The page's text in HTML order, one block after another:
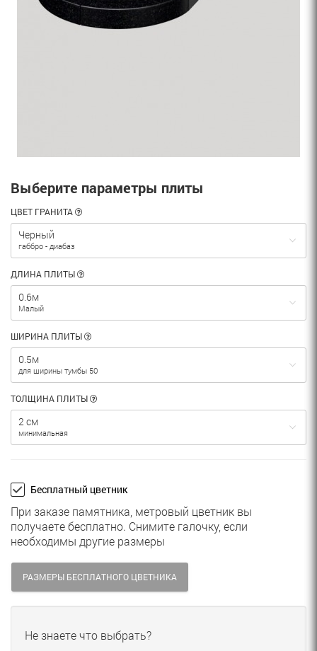
Выберите параметры плиты
ЦВЕТ ГРАНИТА
Черный
габбро - диабаз
ДЛИНА ПЛИТЫ
0.6м
Малый
ШИРИНА ПЛИТЫ
0.5м
для ширины тумбы 50
ТОЛЩИНА ПЛИТЫ
2 см
минимальная
Бесплатный цветник
При заказе памятника, метровый цветник вы
получаете бесплатно. Снимите галочку, если
необходимы другие размеры
РАЗМЕРЫ БЕСПЛАТНОГО ЦВЕТНИКА
Не знаете что выбрать?